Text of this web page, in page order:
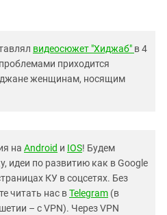
видеосюжет "Хиджаб" в 4
приходится
женщинам, носящим
на Android и IOS! Будем
идеи по развитию как в Google
КУ в соцсетях. Без
читать нас вTelegram (в
– с VPN). Через VPN